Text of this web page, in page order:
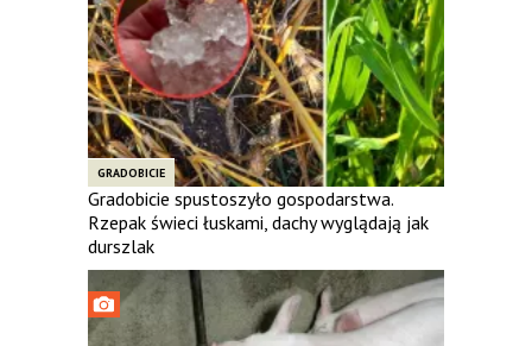
GRADOBICIE
Gradobicie spustoszyło gospodarstwa.
Rzepak świeci łuskami, dachy wyglądają jak
durszlak